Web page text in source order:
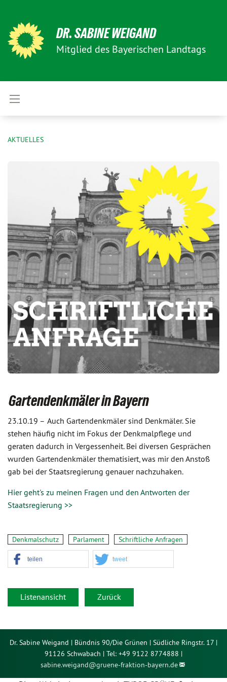
DR. SABINE WEIGAND
Mitglied des Bayerischen Landtags
AKTUELLES
Gartendenkmäler in Bayern
23.10.19 – Auch Gartendenkmäler sind Denkmäler. Sie
stehen häufig nicht im Fokus der Denkmalpflege und
geraten dadurch in Vergessenheit. Bei diversen Gesprächen
wurden Gartendenkmäler thematisiert, was mir den Anstoß
gab bei der Staatsregierung genauer nachzuhaken.
Hier geht's zu meinen Fragen und den Antworten der
Staatsregierung >>
Denkmalschutz Parlament Schriftliche Anfragen
teilen tweet
Listenansicht Zurück
Dr. Sabine Weigand | Bündnis 90/Die Grünen | Südliche Ringstr. 17 |
91126 Schwabach | Tel: +49 9122 8774888 |
sabine.weigand@gruene-fraktion-bayern.de